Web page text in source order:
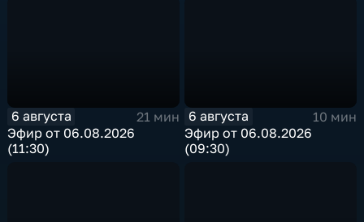
6 августа
21 мин
Эфир от 06.08.2026
(11:30)
6 августа
10 мин
Эфир от 06.08.2026
(09:30)